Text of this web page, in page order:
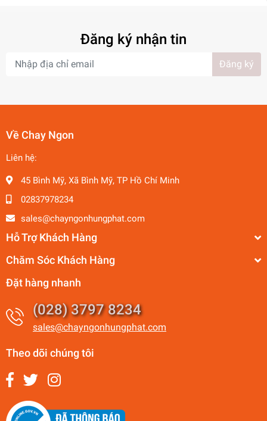
Đăng ký nhận tin
Đăng ký
Về Chay Ngon
Liên hệ:
45 Bình Mỹ, Xã Bình Mỹ, TP Hồ Chí Minh
02837978234
sales@chayngonhungphat.com
Hỗ Trợ Khách Hàng
Chăm Sóc Khách Hàng
Đặt hàng nhanh
(028) 3797 8234
sales@chayngonhungphat.com
Theo dõi chúng tôi